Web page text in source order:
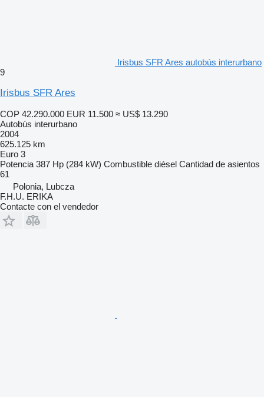
Irisbus SFR Ares autobús interurbano
9
Irisbus SFR Ares
COP 42.290.000 EUR 11.500 ≈ US$ 13.290
Autobús interurbano
2004
625.125 km
Euro 3
Potencia 387 Hp (284 kW) Combustible diésel Cantidad de asientos
61
Polonia, Lubcza
F.H.U. ERIKA
Contacte con el vendedor